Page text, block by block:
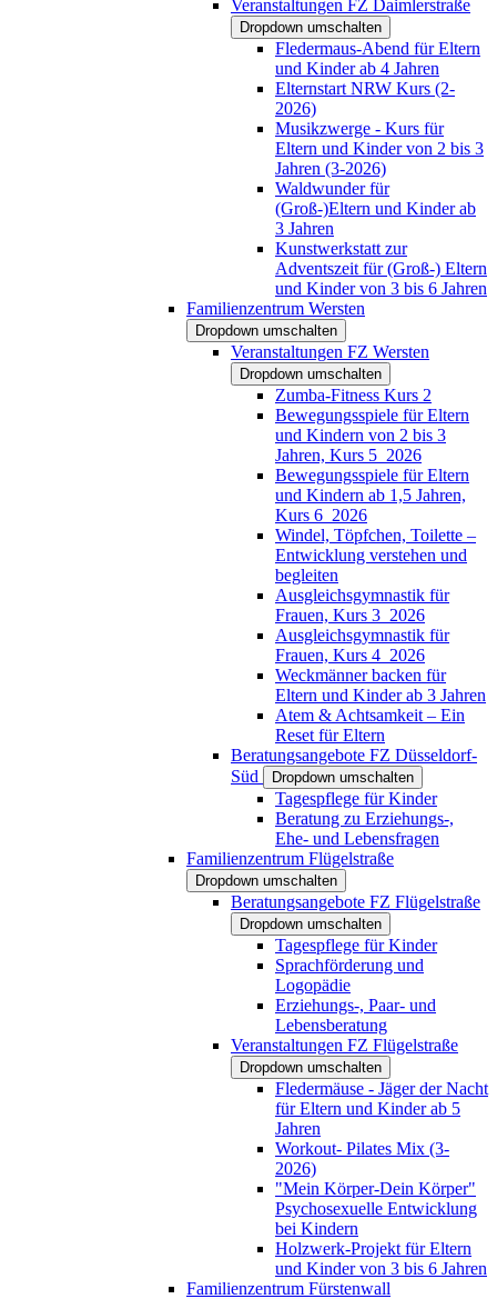
Veranstaltungen FZ Daimlerstraße
Dropdown umschalten
Fledermaus-Abend für Eltern
und Kinder ab 4 Jahren
Elternstart NRW Kurs (2-
2026)
Musikzwerge - Kurs für
Eltern und Kinder von 2 bis 3
Jahren (3-2026)
Waldwunder für
(Groß-)Eltern und Kinder ab
3 Jahren
Kunstwerkstatt zur
Adventszeit für (Groß-) Eltern
und Kinder von 3 bis 6 Jahren
Familienzentrum Wersten
Dropdown umschalten
Veranstaltungen FZ Wersten
Dropdown umschalten
Zumba-Fitness Kurs 2
Bewegungsspiele für Eltern
und Kindern von 2 bis 3
Jahren, Kurs 5_2026
Bewegungsspiele für Eltern
und Kindern ab 1,5 Jahren,
Kurs 6_2026
Windel, Töpfchen, Toilette –
Entwicklung verstehen und
begleiten
Ausgleichsgymnastik für
Frauen, Kurs 3_2026
Ausgleichsgymnastik für
Frauen, Kurs 4_2026
Weckmänner backen für
Eltern und Kinder ab 3 Jahren
Atem & Achtsamkeit – Ein
Reset für Eltern
Beratungsangebote FZ Düsseldorf-
Süd
Dropdown umschalten
Tagespflege für Kinder
Beratung zu Erziehungs-,
Ehe- und Lebensfragen
Familienzentrum Flügelstraße
Dropdown umschalten
Beratungsangebote FZ Flügelstraße
Dropdown umschalten
Tagespflege für Kinder
Sprachförderung und
Logopädie
Erziehungs-, Paar- und
Lebensberatung
Veranstaltungen FZ Flügelstraße
Dropdown umschalten
Fledermäuse - Jäger der Nacht
für Eltern und Kinder ab 5
Jahren
Workout- Pilates Mix (3-
2026)
"Mein Körper-Dein Körper"
Psychosexuelle Entwicklung
bei Kindern
Holzwerk-Projekt für Eltern
und Kinder von 3 bis 6 Jahren
Familienzentrum Fürstenwall